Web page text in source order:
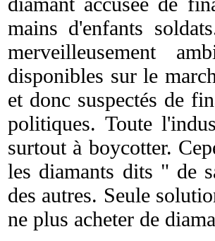
mains d'enfants
merveilleusement
disponibles sur le
et donc suspectés de
politiques. Toute
surtout à boycotter.
les diamants dits " de
des autres. Seule
ne plus acheter de